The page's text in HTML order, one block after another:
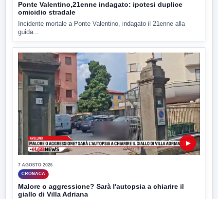
Ponte Valentino,21enne indagato: ipotesi duplice
omicidio stradale
Incidente mortale a Ponte Valentino, indagato il 21enne alla
guida...
▶
7 AGOSTO 2026
CRONACA
Malore o aggressione? Sarà l'autopsia a chiarire il
giallo di Villa Adriana